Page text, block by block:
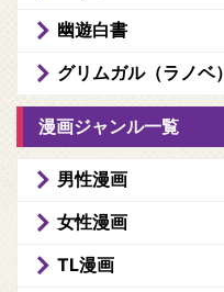
幽遊白書
グリムガル（ラノベ）
漫画ジャンル一覧
男性漫画
女性漫画
TL漫画